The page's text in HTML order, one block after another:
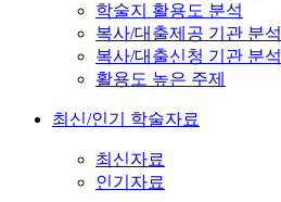
학술지 활용도 분석
복사/대출제공 기관 분석
복사/대출신청 기관 분석
활용도 높은 주제
최신/인기 학술자료
최신자료
인기자료